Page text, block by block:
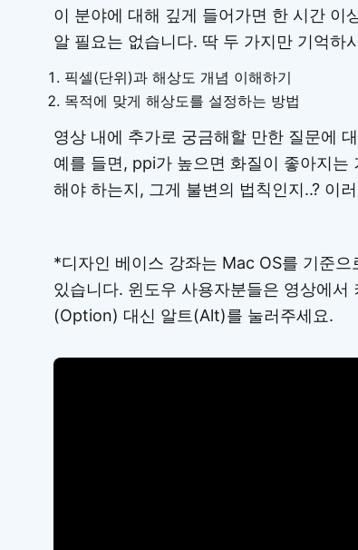
이 분야에 대해 깊게 들어가면 한 시간 이
알 필요는 없습니다. 딱 두 가지만 기억하
픽셀(단위)과 해상도 개념 이해하기
목적에 맞게 해상도를 설정하는 방법
영상 내에 추가로 궁금해할 만한 질문에
예를 들면, ppi가 높으면 화질이 좋아지
해야 하는지, 그게 불변의 법칙인지..? 이
*디자인 베이스 강좌는 Mac OS를 기준
있습니다. 윈도우 사용자분들은 영상에
(Option) 대신 알트(Alt)를 눌러주세요.